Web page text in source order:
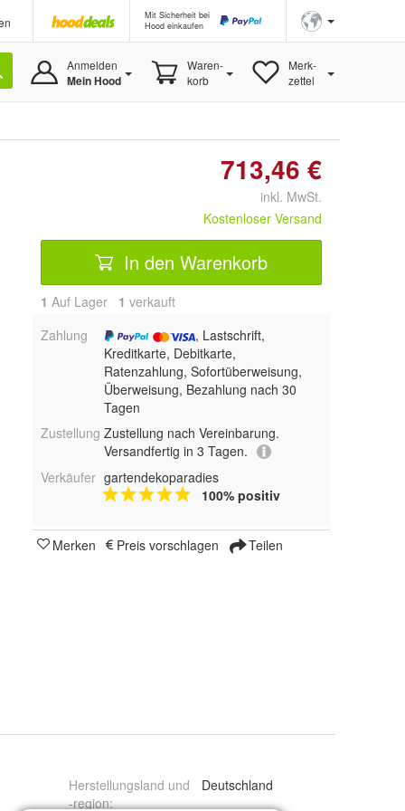
Mit Sicherheit bei
Hood einkaufen
Anmelden
Mein Hood
Waren-
korb
Merk-
zettel
713,46 €
inkl. MwSt.
Kostenloser Versand
In den Warenkorb
1 Auf Lager 1 verkauft
Zahlung
, Lastschrift,
Kreditkarte, Debitkarte,
Ratenzahlung, Sofortüberweisung,
Überweisung, Bezahlung nach 30
Tagen
Zustellung Zustellung nach Vereinbarung.
Versandfertig in 3 Tagen.
Verkäufer gartendekoparadies
100% positiv
Merken Preis vorschlagen Teilen
Herstellungsland und
-region:
Deutschland